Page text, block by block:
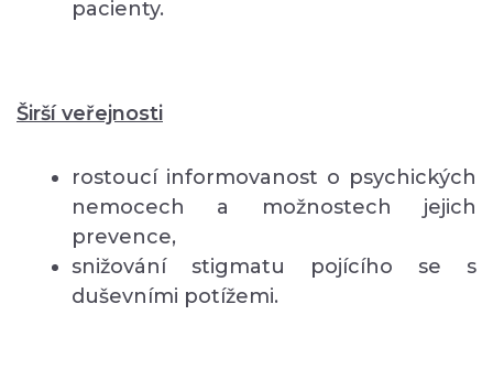
pacienty.
Širší veřejnosti
rostoucí informovanost o psychických
nemocech a možnostech jejich
prevence,
snižování stigmatu pojícího se s
duševními potížemi.